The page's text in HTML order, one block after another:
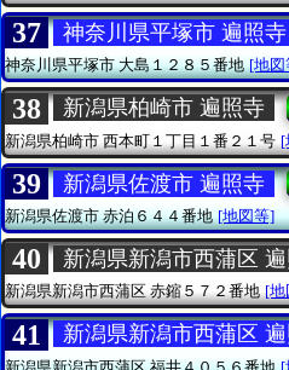
37 神奈川県平塚市 遍照寺
神奈川県平塚市大島１２８５番地 [地図
38 新潟県柏崎市 遍照寺
新潟県柏崎市 西本町１丁目１番２１号 [
39 新潟県佐渡市 遍照寺
新潟県佐渡市赤泊６４４番地 [地図等]
40 新潟県新潟市西蒲区
新潟県新潟市西蒲区赤鏥５７２番地 [地
41 新潟県新潟市西蒲区